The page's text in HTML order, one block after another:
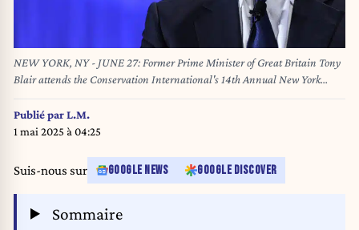
NEW YORK, NY - JUNE 27: Former Prime Minister of Great Britain Tony
Blair attends the Conservation International's 14th Annual New York
Dinner at the American Museum of Natural History on June 27, 2011 in
New York City. Jason Kempin/Getty Images/AFP (Photo by Jason Kempin /
GETTY IMAGES NORTH AMERICA / Getty Images via AFP)
Publié parL.M.
1 mai 2025 à 04:25
Suis-nous sur GOOGLE NEWS GOOGLE DISCOVER
Sommaire